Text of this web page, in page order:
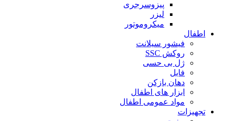
پیزوسرجری
لیزر
میکروموتور
اطفال
فیشور سیلانت
روکش SSC
ژل بی حسی
فایل
دهان بازکن
ابزار های اطفال
مواد عمومی اطفال
تجهیزات